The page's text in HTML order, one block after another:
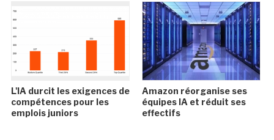
L'IA durcit les exigences de
compétences pour les
emplois juniors
Amazon réorganise ses
équipes IA et réduit ses
effectifs